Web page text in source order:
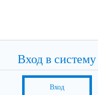
Вход в систему
Вход